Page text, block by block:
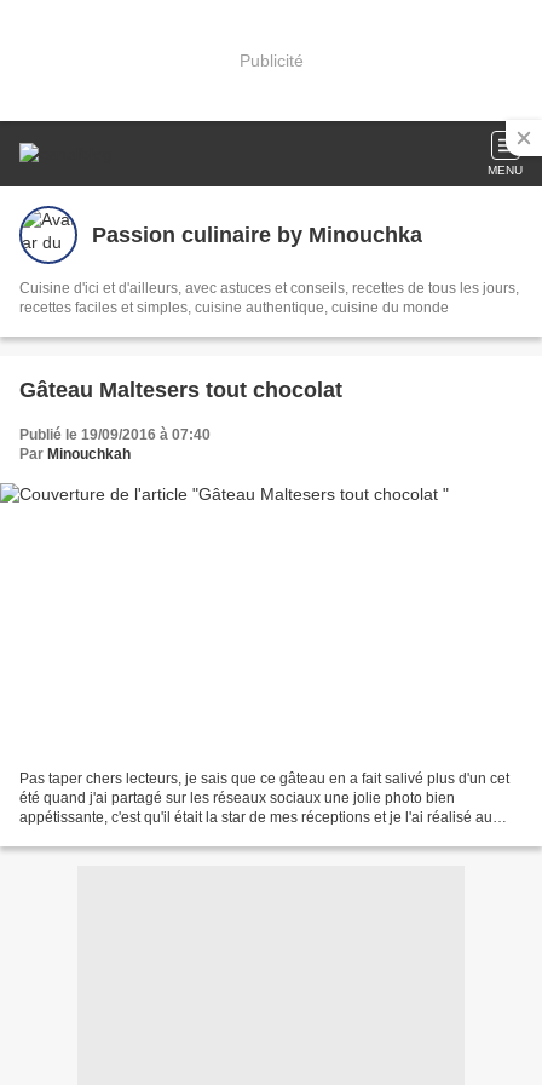
Publicité
MENU
Passion culinaire by Minouchka
Cuisine d'ici et d'ailleurs, avec astuces et conseils, recettes de tous les jours,
recettes faciles et simples, cuisine authentique, cuisine du monde
Gâteau Maltesers tout chocolat
Publié le 19/09/2016 à 07:40
Par Minouchkah
Pas taper chers lecteurs, je sais que ce gâteau en a fait salivé plus d'un cet
été quand j'ai partagé sur les réseaux sociaux une jolie photo bien
appétissante, c'est qu'il était la star de mes réceptions et je l'ai réalisé au